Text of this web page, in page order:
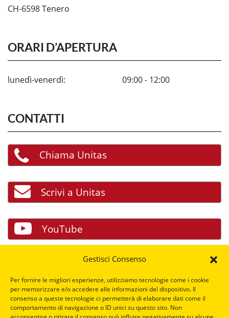
Gestisci Consenso
Per fornire le migliori esperienze, utilizziamo tecnologie come i cookie
per memorizzare e/o accedere alle informazioni del dispositivo. Il
consenso a queste tecnologie ci permetterà di elaborare dati come il
comportamento di navigazione o ID unici su questo sito. Non
CH-6598 Tenero
ORARI D’APERTURA
lunedì-venerdì: 09:00 - 12:00
CONTATTI
Chiama Unitas
Scrivi a Unitas
YouTube
Facebook
LinkedIn